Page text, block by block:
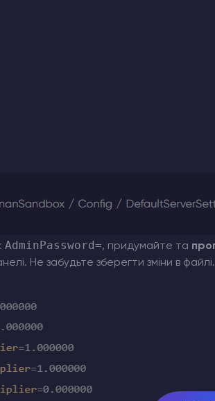
AdminPassword=, придумайте та
Не забудьте зберегти зміни в файлі.